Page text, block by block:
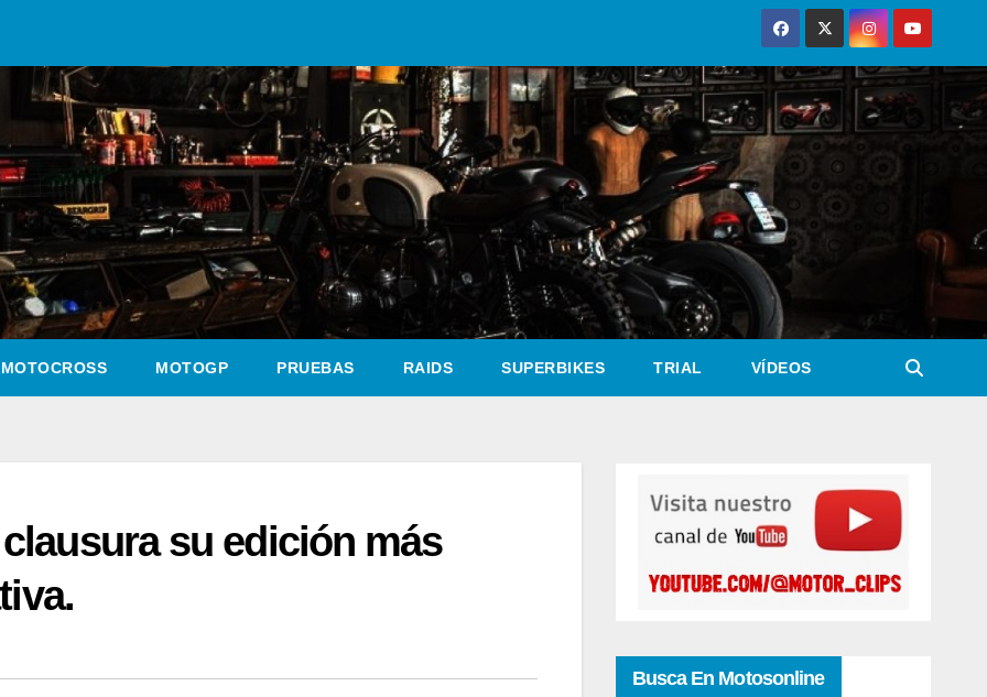
MOTOCROSS MOTOGP PRUEBAS RAIDS SUPERBIKES TRIAL VÍDEOS
su edición más
Busca En Motosonline